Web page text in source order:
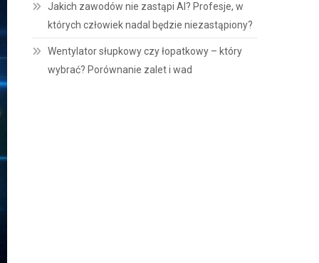
Jakich zawodów nie zastąpi AI? Profesje, w
których człowiek nadal będzie niezastąpiony?
Wentylator słupkowy czy łopatkowy – który
wybrać? Porównanie zalet i wad